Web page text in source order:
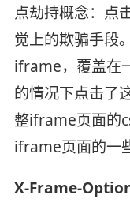
点劫持概念：点
觉上的欺骗手段
iframe，覆盖在
的情况下点击了
整iframe页面的
iframe页面的一
X-Frame-